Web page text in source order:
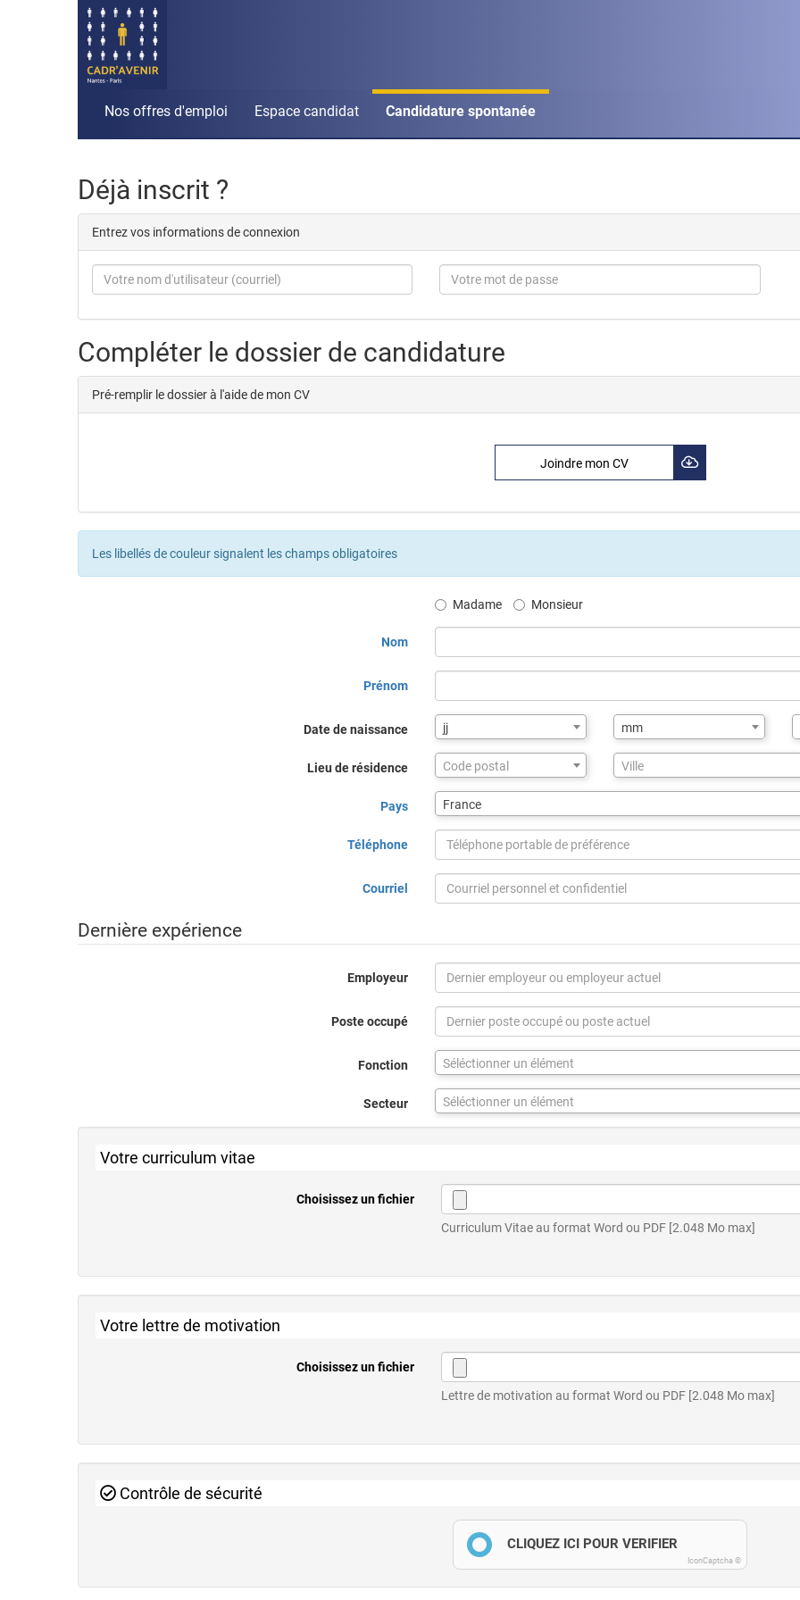
Nos offres d'emploi Espace candidat Candidature spontanée
Déjà inscrit ?
Entrez vos informations de connexion
Compléter le dossier de candidature
Pré-remplir le dossier à l'aide de mon CV
Joindre mon CV
Les libellés de couleur signalent les champs obligatoires
Madame Monsieur
Nom
Prénom
Date de naissance jj mm
Lieu de résidence
Assistance
de
saisie
pour
la
ville
code
postal
Code postal Ville
Pays France
Téléphone
Courriel
Dernière expérience
Employeur
Poste occupé
Fonction Séléctionner un élément
Secteur Séléctionner un élément
Votre curriculum vitae
Choisissez un fichier
Curriculum Vitae au format Word ou PDF [2.048 Mo max]
Votre lettre de motivation
Choisissez un fichier
Lettre de motivation au format Word ou PDF [2.048 Mo max]
Contrôle de sécurité
IconCaptcha ©
CLIQUEZ ICI POUR VÉRIFIER